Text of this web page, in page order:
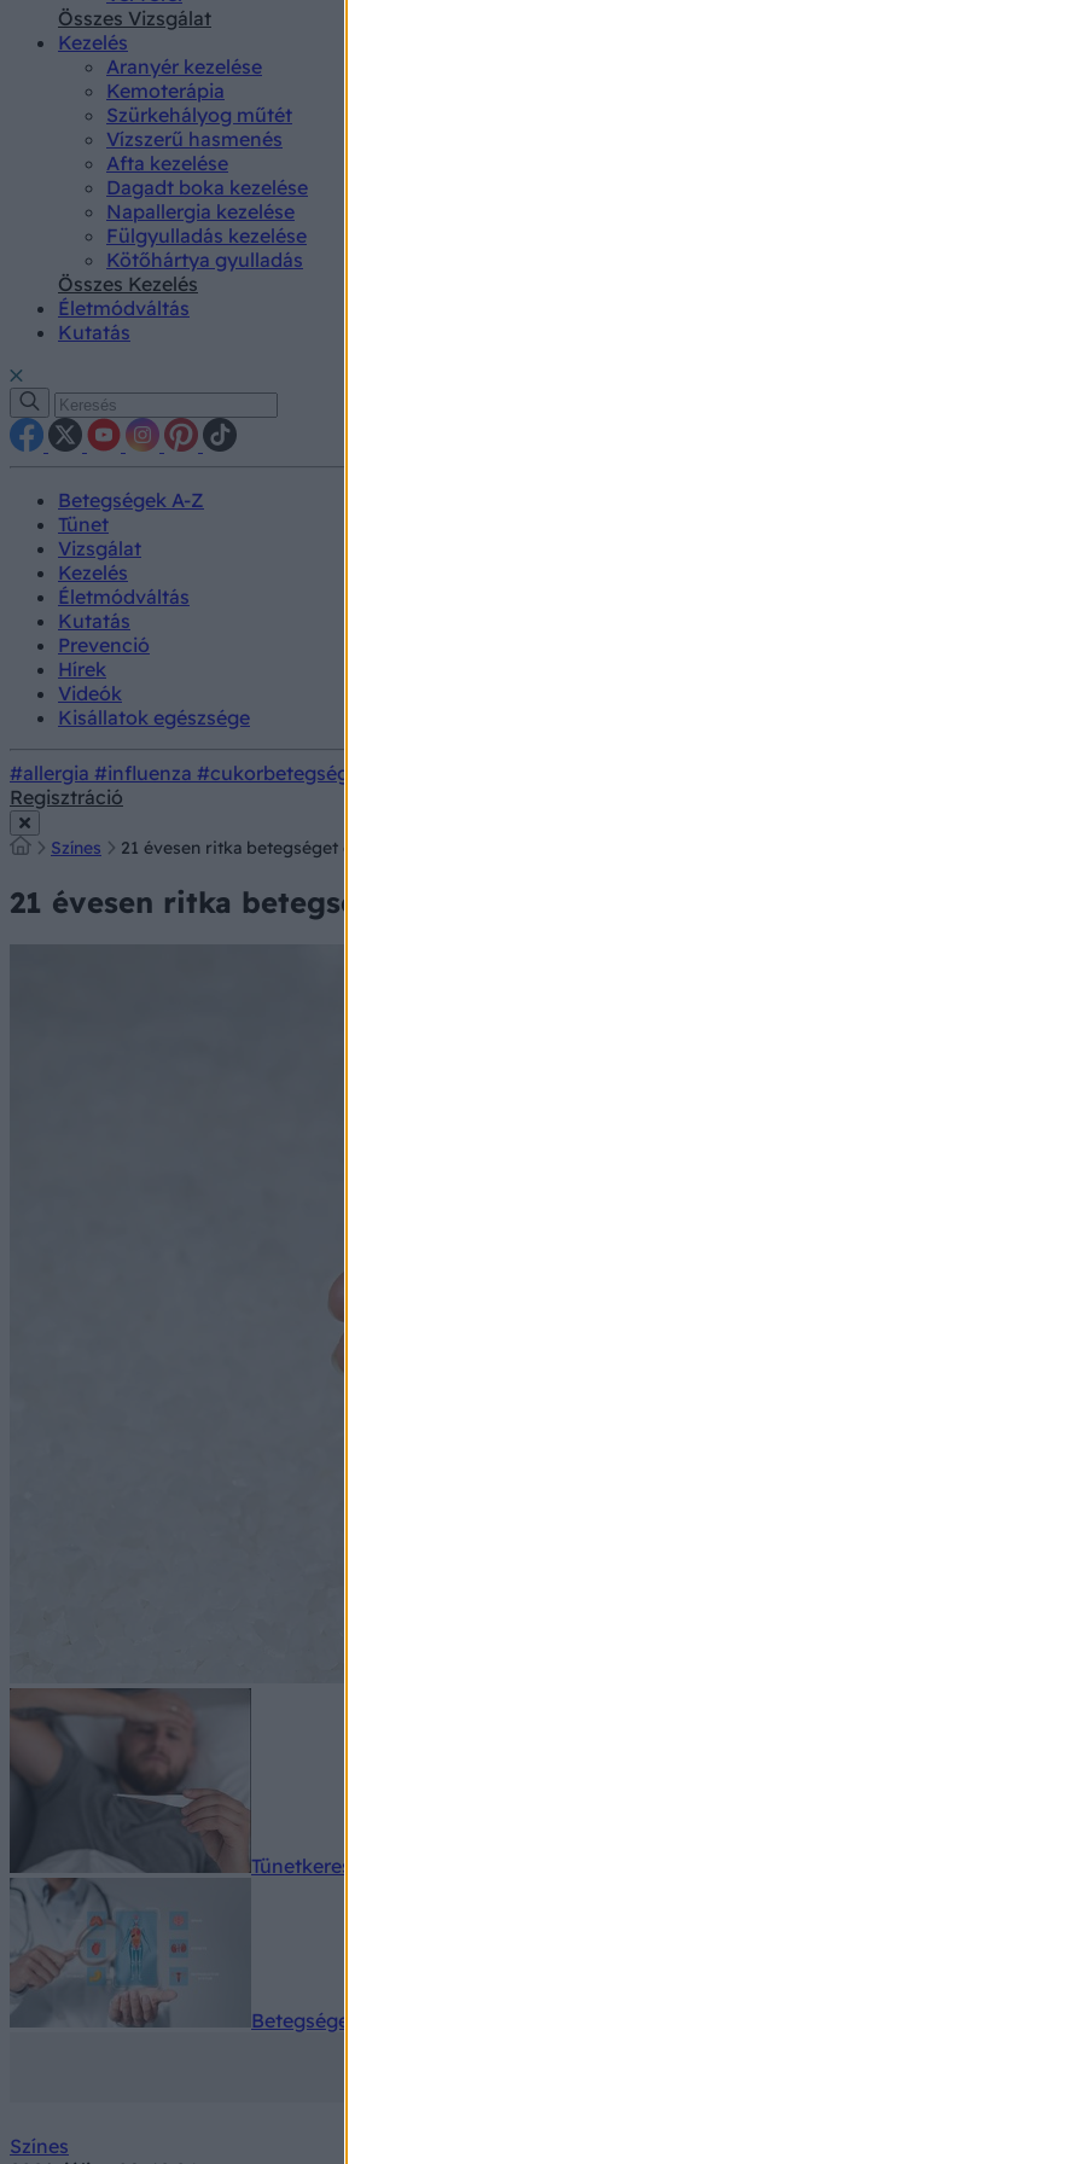
Összes Vizsgálat
Kezelés
Aranyér kezelése
Kemoterápia
Szürkehályog műtét
Vízszerű hasmenés
Afta kezelése
Dagadt boka kezelése
Napallergia kezelése
Fülgyulladás kezelése
Kötőhártya gyulladás
Összes Kezelés
Életmódváltás
Kutatás
Betegségek A-Z
Tünet
Vizsgálat
Kezelés
Életmódváltás
Kutatás
Prevenció
Hírek
Videók
Kisállatok egészsége
#allergia #influenza #cukorbetegség
Regisztráció
Színes 21 évesen ritka betegséget diagnosztizáltak a fiatal nőnél – azóta mindig van nála egy kis só
21 évesen ritka betegséget diagnosztizáltak a fiatal nőnél – azóta
Tünetkereső
Betegségek A-Z
Színes